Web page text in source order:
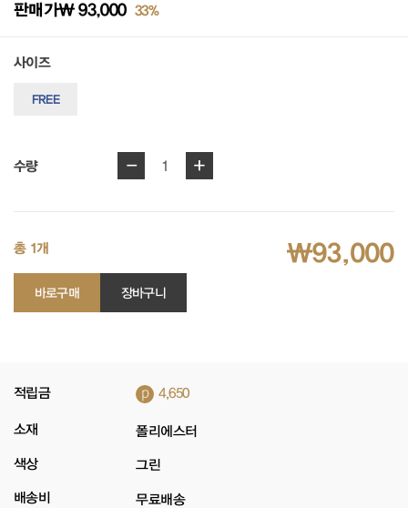
판매가₩ 93,000 33%
사이즈
FREE
수량 - 1 +
총 1개 ₩93,000
바로구매 장바구니
적립금 p 4,650
소재 폴리에스터
색상 그린
배송비 무료배송